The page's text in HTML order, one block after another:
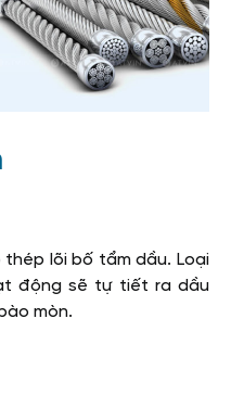
lõi bố tẩm dầu. Loại
động sẽ tự tiết ra dầu
mòn.